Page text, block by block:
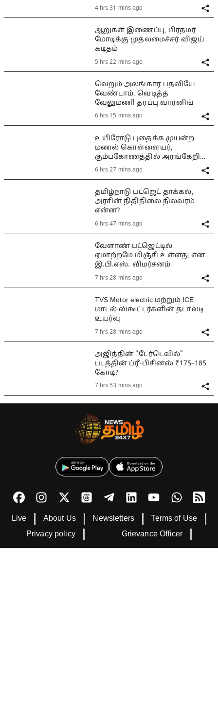
4 hrs 31 mins ago
ஆறுகள் இணைப்பு, பிரதமர்
மோடிக்கு முதலமைச்சர் விஜய்
கடிதம்
5 hrs 22 mins ago
வெறும் அலங்கார பதவியே
வேண்டாம், வெடித்த
வேலுமணி தரப்பு வார்னிங்
6 hrs 15 mins ago
உயிரோடு புதைக்க முயன்ற
மணல் கொள்ளையர்,
கும்பகோணத்தில் அரங்கேறிய
பயங்கரம்
6 hrs 27 mins ago
தமிழ்நாடு பட்ஜெட் தாக்கல்,
அரசின் நிதிநிலை நிலவரம்
என்ன?
6 hrs 47 mins ago
வேளாண் பட்ஜெட்டில்
ஏமாற்றமே மிஞ்சி உள்ளது என
இ.பி.எஸ். விமர்சனம்
7 hrs 28 mins ago
TVS Motor electric மற்றும் ICE
மாடல் ஸ்கூட்டர்களின் தடாலடி
உயர்வு
7 hrs 28 mins ago
அஜித்தின் "டேர்டெவில்"
படத்தின் ப்ரீ-பிசினஸ் ₹175–185
கோடி?
7 hrs 53 mins ago
Live About Us Newsletters
Terms of Use
Privacy policy
Grievance Officer